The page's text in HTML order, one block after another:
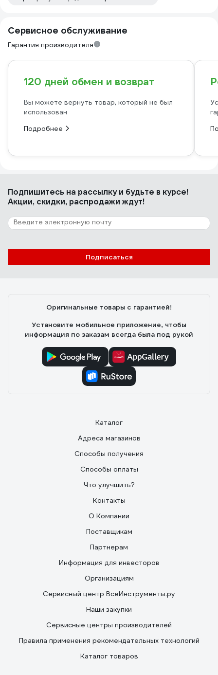
Сервисное обслуживание
Гарантия производителя
120 дней обмен и возврат
Вы можете вернуть товар, который не был
использован
Подробнее
Подпишитесь на рассылкуи будьте в курсе!
Акции, скидки, распродажи ждут!
Подписаться
Оригинальные товары с гарантией!
Установите мобильное приложение, чтобы
информация по заказам всегда была под рукой
Каталог
Адреса магазинов
Способы получения
Способы оплаты
Что улучшить?
Контакты
О Компании
Поставщикам
Партнерам
Информация для инвесторов
Организациям
Сервисный центр ВсеИнструменты.ру
Наши закупки
Сервисные центры производителей
Правила применения рекомендательных технологий
Каталог товаров